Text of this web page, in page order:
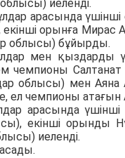
иеленді.
арасында
орынға Мирас
облысы) бұйырды.
мен қыздарды
чемпионы
облысы) мен
ел чемпионы атағын
арасында
екінші орынды
иеленді.